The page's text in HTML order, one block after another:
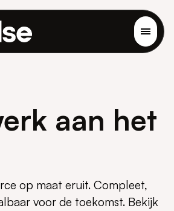
aan het
op maat eruit. Compleet,
voor de toekomst. Bekijk